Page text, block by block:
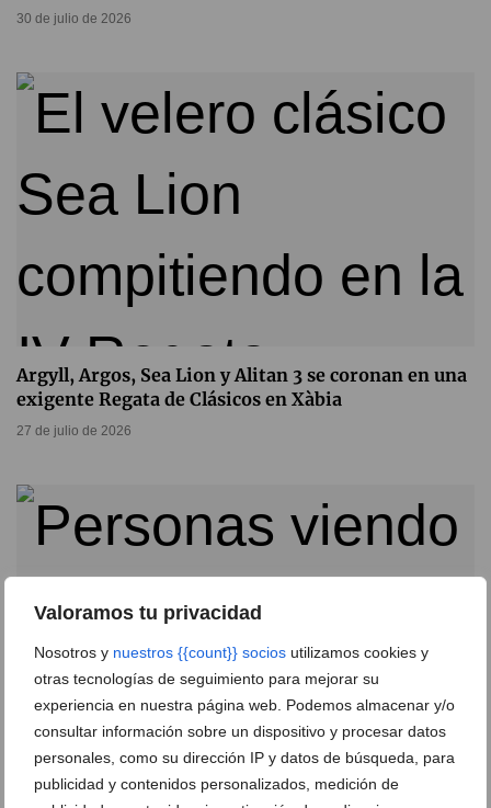
Valoramos tu privacidad
Nosotros y nuestros {{count}} socios utilizamos cookies y
otras tecnologías de seguimiento para mejorar su
experiencia en nuestra página web. Podemos almacenar y/o
consultar información sobre un dispositivo y procesar datos
personales, como su dirección IP y datos de búsqueda, para
publicidad y contenidos personalizados, medición de
30 de julio de 2026
Argyll, Argos, Sea Lion y Alitan 3 se coronan en una
exigente Regata de Clásicos en Xàbia
27 de julio de 2026
Así vivió Xàbia el evento náutico más emocionante